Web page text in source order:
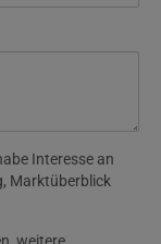
Interesse an
Marktüberblick